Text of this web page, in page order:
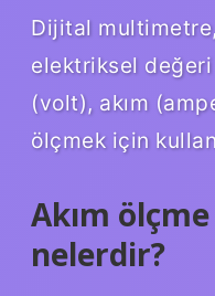
Dijital
elektriksel
(volt), akım
ölçmek için
Akım
nelerdir?